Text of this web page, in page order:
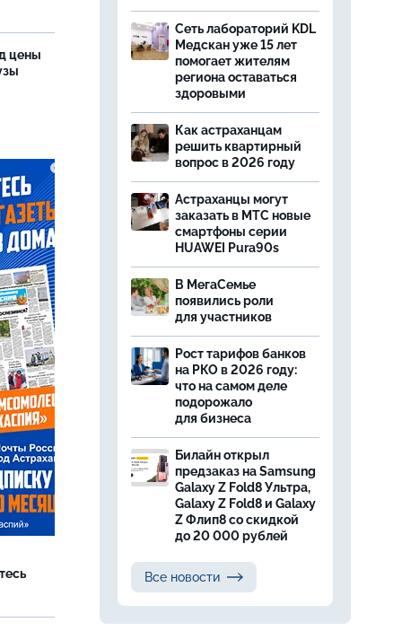
цены
Сеть лабораторий KDL
Медскан уже 15 лет
помогает жителям
региона оставаться
здоровыми
Как астраханцам
решить квартирный
вопрос в 2026 году
Астраханцы могут
заказать в МТС новые
смартфоны серии
HUAWEI Pura90s
В МегаСемье
появились роли
для участников
Рост тарифов банков
на РКО в 2026 году:
что на самом деле
подорожало
для бизнеса
Билайн открыл
предзаказ на Samsung
Galaxy Z Fold8 Ультра,
Galaxy Z Fold8 и Galaxy
Z Флип8 со скидкой
до 20 000 рублей
Все новости